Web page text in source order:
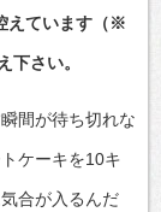
えています（※
下さい。
間が待ち切れな
ケーキを10キ
合が入るんだ